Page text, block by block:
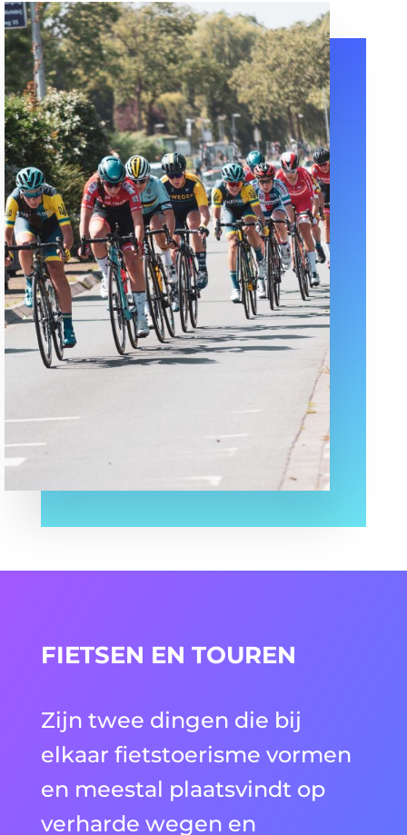
FIETSEN EN TOUREN
Zijn twee dingen die bij
elkaar fietstoerisme vormen
en meestal plaatsvindt op
verharde wegen en